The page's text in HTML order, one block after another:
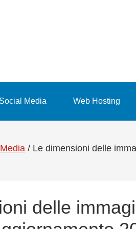
Social Media Web Hosting
/ Le dimensioni delle
delle